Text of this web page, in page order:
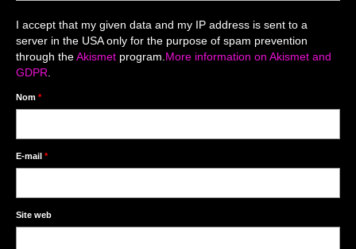
Cartes de remerciement
Photomontages
Prestations
Contact
Décors studio / Tenues / Accessoires
I accept that my given data and my IP address is sent to a
server in the USA only for the purpose of spam prevention
through theAkismet program.More information on Akismet and
GDPR.
Nom *
E-mail *
Site web